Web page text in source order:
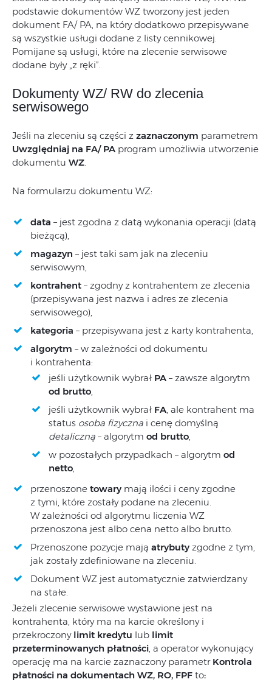
podstawie dokumentów WZ tworzony jest jeden
dokument FA/ PA, na który dodatkowo przepisywane
są wszystkie usługi dodane z listy cennikowej.
Pomijane są usługi, które na zlecenie serwisowe
dodane były „z ręki”.
Dokumenty WZ/ RW do zlecenia
serwisowego
Jeśli na zleceniu są części z zaznaczonym parametrem
Uwzględniaj na FA/ PA program umożliwia utworzenie
dokumentu WZ.
Na formularzu dokumentu WZ:
data – jest zgodna z datą wykonania operacji (datą
bieżącą),
magazyn – jest taki sam jak na zleceniu
serwisowym,
kontrahent – zgodny z kontrahentem ze zlecenia
(przepisywana jest nazwa i adres ze zlecenia
serwisowego),
kategoria – przepisywana jest z karty kontrahenta,
algorytm – w zależności od dokumentu
i kontrahenta:
jeśli użytkownik wybrał PA – zawsze algorytm
od brutto,
jeśli użytkownik wybrał FA, ale kontrahent ma
status osoba fizyczna i cenę domyślną
detaliczną – algorytm od brutto,
w pozostałych przypadkach – algorytm od
netto,
przenoszone towary mają ilości i ceny zgodne
z tymi, które zostały podane na zleceniu.
W zależności od algorytmu liczenia WZ
przenoszona jest albo cena netto albo brutto.
Przenoszone pozycje mają atrybuty zgodne z tym,
jak zostały zdefiniowane na zleceniu.
Dokument WZ jest automatycznie zatwierdzany
na stałe.
Jeżeli zlecenie serwisowe wystawione jest na
kontrahenta, który ma na karcie określony i
przekroczony limit kredytu lub limit
przeterminowanych płatności, a operator wykonujący
operację ma na karcie zaznaczony parametr Kontrola
płatności na dokumentach WZ, RO, FPF to: